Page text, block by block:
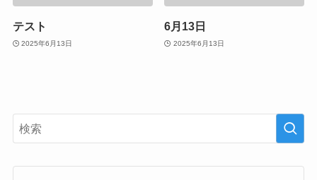
テスト
2025年6月13日
6月13日
2025年6月13日